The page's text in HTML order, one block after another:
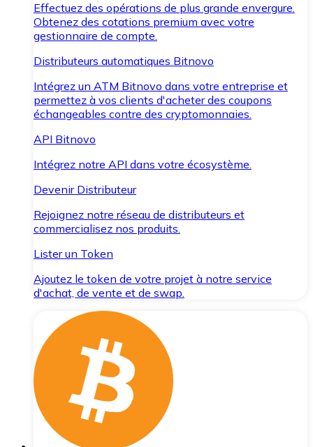
Effectuez des opérations de plus grande envergure.
Obtenez des cotations premium avec votre
gestionnaire de compte.
Distributeurs automatiques Bitnovo
Intégrez un ATM Bitnovo dans votre entreprise et
permettez à vos clients d'acheter des coupons
échangeables contre des cryptomonnaies.
API Bitnovo
Intégrez notre API dans votre écosystème.
Devenir Distributeur
Rejoignez notre réseau de distributeurs et
commercialisez nos produits.
Lister un Token
Ajoutez le token de votre projet à notre service
d'achat, de vente et de swap.